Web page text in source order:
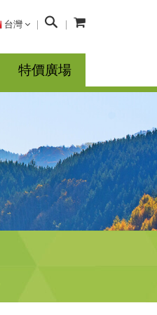
台灣
搜
特價廣場